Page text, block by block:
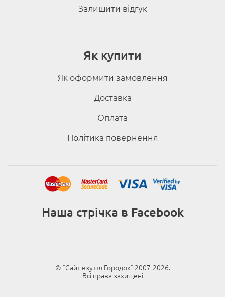
Залишити відгук
Як купити
Як оформити замовлення
Доставка
Оплата
Політика повернення
Наша стрічка в Facebook
© "Cайт взуття Городок" 2007-2026.
Всі права захищені